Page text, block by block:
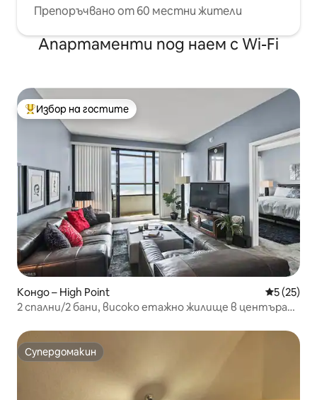
Препоръчвано от 60 местни жители
Апартаменти под наем с Wi-Fi
Най-популярен избор на гостите
Избор на гостите
Кондо – High Point Средна
5 (25)
2 спални/2 бани, високо етажно жилище в центъра
Супердомакин
Супердомакин